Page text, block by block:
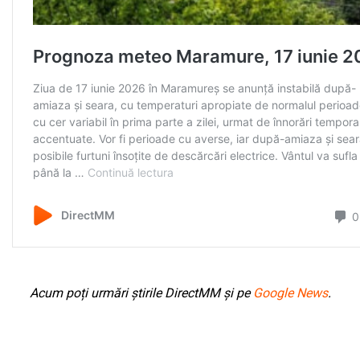
Acum poți urmări știrile DirectMM și pe Google News.